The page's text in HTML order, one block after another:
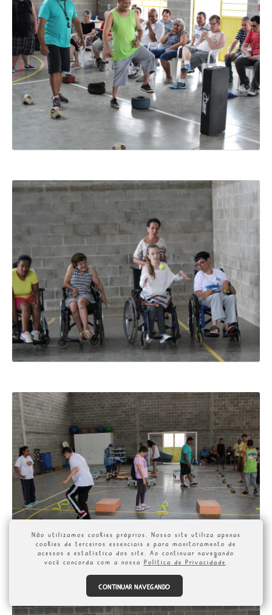
Não utilizamos cookies próprios. Nosso site utiliza apenas
cookies de terceiros essenciais e para monitoramento de
acessos e estatística dos site. Ao continuar navegando
você concorda com a nossa Política de Privacidade.
CONTINUAR NAVEGANDO